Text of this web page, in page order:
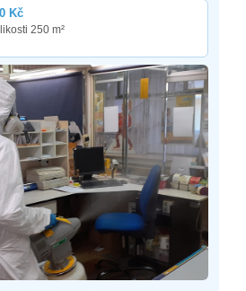
Kč
250 m²